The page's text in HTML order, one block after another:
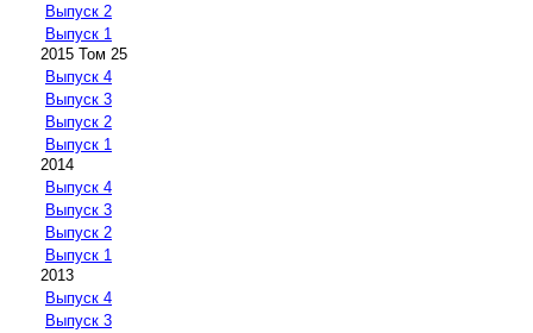
Выпуск 2
Выпуск 1
2015 Том 25
Выпуск 4
Выпуск 3
Выпуск 2
Выпуск 1
2014
Выпуск 4
Выпуск 3
Выпуск 2
Выпуск 1
2013
Выпуск 4
Выпуск 3